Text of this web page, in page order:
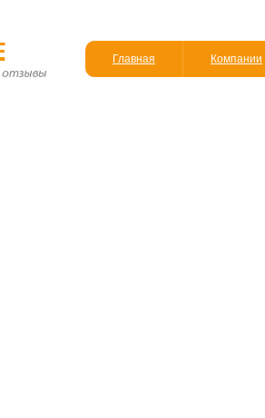
Главная Компании